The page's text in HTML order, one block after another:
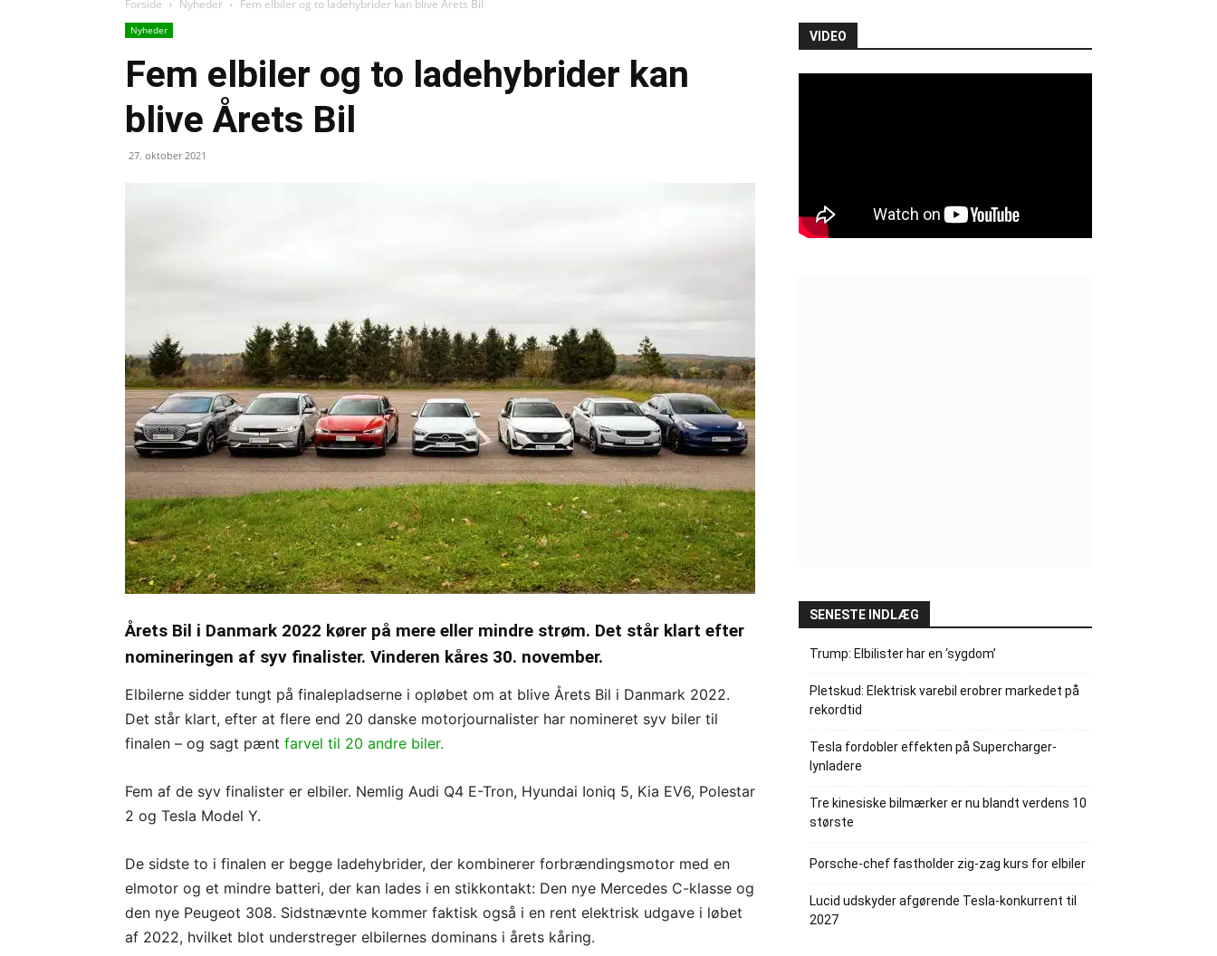
Forside Nyheder Fem elbiler og to ladehybrider kan blive Årets Bil
Nyheder
Fem elbiler og to ladehybrider kan
blive Årets Bil
27. oktober 2021
Årets Bil i Danmark 2022 kører på mere eller mindre strøm. Det står klart efter
nomineringen af syv finalister. Vinderen kåres 30. november.
Elbilerne sidder tungt på finalepladserne i opløbet om at blive Årets Bil i Danmark 2022.
Det står klart, efter at flere end 20 danske motorjournalister har nomineret syv biler til
finalen – og sagt pænt farvel til 20 andre biler.
Fem af de syv finalister er elbiler. Nemlig Audi Q4 E-Tron, Hyundai Ioniq 5, Kia EV6, Polestar
2 og Tesla Model Y.
De sidste to i finalen er begge ladehybrider, der kombinerer forbrændingsmotor med en
elmotor og et mindre batteri, der kan lades i en stikkontakt: Den nye Mercedes C-klasse og
den nye Peugeot 308. Sidstnævnte kommer faktisk også i en rent elektrisk udgave i løbet
af 2022, hvilket blot understreger elbilernes dominans i årets kåring.
VIDEO
SENESTE INDLÆG
Trump: Elbilister har en ‘sygdom’
Pletskud: Elektrisk varebil erobrer markedet på
rekordtid
Tesla fordobler effekten på Supercharger-
lynladere
Tre kinesiske bilmærker er nu blandt verdens 10
største
Porsche-chef fastholder zig-zag kurs for elbiler
Lucid udskyder afgørende Tesla-konkurrent til
2027